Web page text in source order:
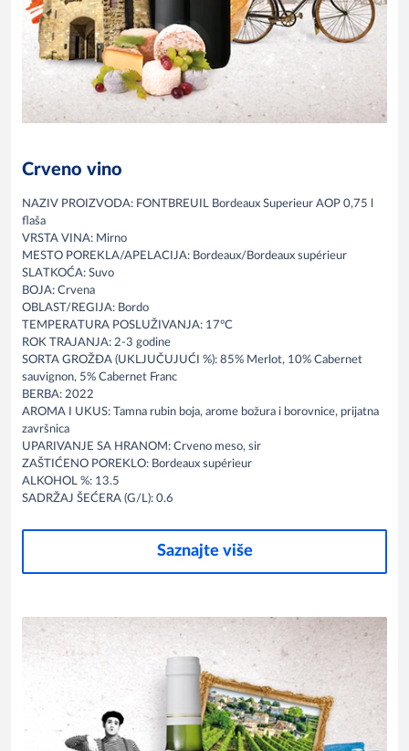
Crveno vino
NAZIV PROIZVODA: FONTBREUIL Bordeaux Superieur AOP 0,75 l
flaša
VRSTA VINA: Mirno
MESTO POREKLA/APELACIJA: Bordeaux/Bordeaux supérieur
SLATKOĆA: Suvo
BOJA: Crvena
OBLAST/REGIJA: Bordo
TEMPERATURA POSLUŽIVANJA: 17°C
ROK TRAJANJA: 2-3 godine
SORTA GROŽĐA (UKLJUČUJUĆI %): 85% Merlot, 10% Cabernet
sauvignon, 5% Cabernet Franc
BERBA: 2022
AROMA I UKUS: Tamna rubin boja, arome božura i borovnice, prijatna
završnica
UPARIVANJE SA HRANOM: Crveno meso, sir
ZAŠTIĆENO POREKLO: Bordeaux supérieur
ALKOHOL %: 13.5
SADRŽAJ ŠEĆERA (G/L): 0.6
Saznajte više